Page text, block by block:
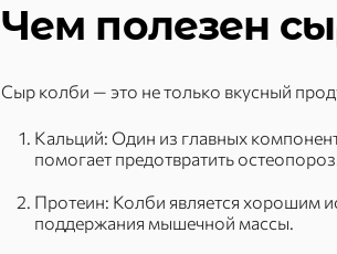
Чем полезен
Сыр колби — это не только вкусный
Кальций: Один из главных
помогает предотвратить
Протеин: Колби является хорошим
поддержания мышечной массы.